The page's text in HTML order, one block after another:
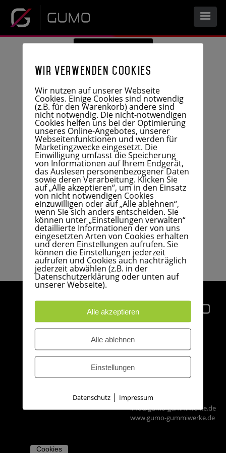
UNTERNEHMEN
UNTERNEHMENSPROFIL
HISTORIE
FERTIGUNG
ZERTIFIZIERUNGEN
LEISTUNGEN
PRODUKTE
ENTWICKLUNG
WERKSTOFFE
KARRIERE
STELLENANGEBOTE
AUSBILDUNG
DOWNLOAD
LEISTUNGSSPEKTRUM
PERFLUORKATSCHUK
DUROPLASTE
GUMMISTOPFEN
AGB
EINKAUFSBEDINGUNGEN
KONTAKT
ANFRAGE
ANFAHRT
IMPRESSUM
Nehmen Sie Kontakt auf
Telefon: 0 41 52 - 30 10
E-Mail:info@gumo-gummiwerke.de
GUMO
Technische
Gummi-Formartikel
GmbH
Düneberger Straße 108
Tel.: +49 41 52 - 30 10
info@gumo-gummiwerke.de
www.gumo-gummiwerke.de
Cookies
Wir verwenden Cookies
Wir nutzen auf unserer Webseite
Cookies. Einige Cookies sind notwendig
(z.B. für den Warenkorb) andere sind
nicht notwendig. Die nicht-notwendigen
Cookies helfen uns bei der Optimierung
unseres Online-Angebotes, unserer
Webseitenfunktionen und werden für
Marketingzwecke eingesetzt. Die
Einwilligung umfasst die Speicherung
von Informationen auf Ihrem Endgerät,
das Auslesen personenbezogener Daten
sowie deren Verarbeitung. Klicken Sie
auf „Alle akzeptieren“, um in den Einsatz
von nicht notwendigen Cookies
einzuwilligen oder auf „Alle ablehnen“,
wenn Sie sich anders entscheiden. Sie
können unter „Einstellungen verwalten“
detaillierte Informationen der von uns
eingesetzten Arten von Cookies erhalten
und deren Einstellungen aufrufen. Sie
können die Einstellungen jederzeit
aufrufen und Cookies auch nachträglich
jederzeit abwählen (z.B. in der
Datenschutzerklärung oder unten auf
unserer Webseite).
Alle akzeptieren
Alle ablehnen
Einstellungen
Datenschutz| Impressum